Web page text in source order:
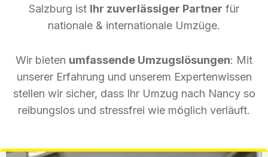
Salzburg ist Ihr zuverlässiger Partner für
nationale & internationale Umzüge.
Wir bieten umfassende Umzugslösungen: Mit
unserer Erfahrung und unserem Expertenwissen
stellen wir sicher, dass Ihr Umzug nach Nancy so
reibungslos und stressfrei wie möglich verläuft.